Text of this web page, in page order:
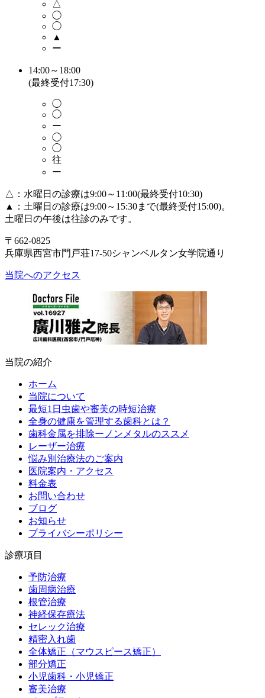
△
◯
◯
▲
ー
14:00～18:00
(最終受付17:30)
◯
◯
ー
◯
◯
往
ー
△：水曜日の診療は9:00～11:00(最終受付10:30)
▲：土曜日の診療は9:00～15:30まで(最終受付15:00)。
土曜日の午後は往診のみです。
〒662-0825
兵庫県西宮市門戸荘17-50シャンベルタン女学院通り
当院へのアクセス
当院の紹介
ホーム
当院について
最短1日虫歯や審美の時短治療
全身の健康を管理する歯科とは？
歯科金属を排除ーノンメタルのススメ
レーザー治療
悩み別治療法のご案内
医院案内・アクセス
料金表
お問い合わせ
ブログ
お知らせ
プライバシーポリシー
診療項目
予防治療
歯周病治療
根管治療
神経保存療法
セレック治療
精密入れ歯
全体矯正（マウスピース矯正）
部分矯正
小児歯科・小児矯正
審美治療